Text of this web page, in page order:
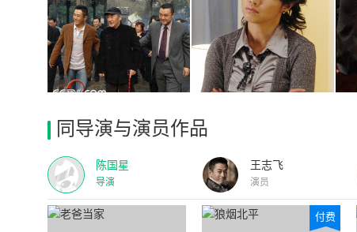
同导演与演员作品
陈国星
导演
王志飞
演员
付费